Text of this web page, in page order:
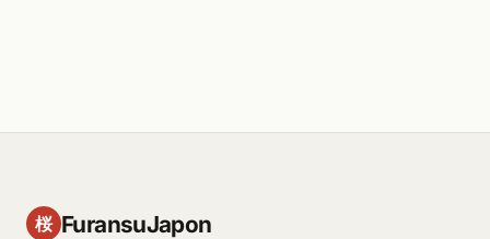
桜 FuransuJapon